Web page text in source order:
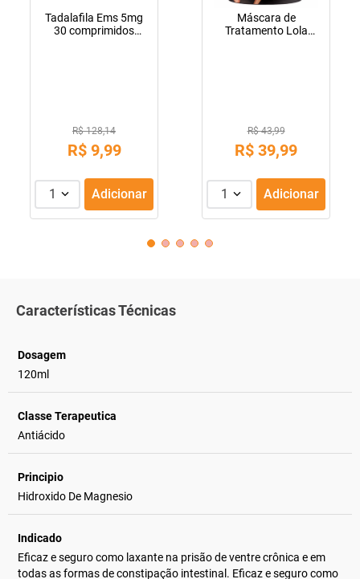
Tadalafila Ems 5mg
30 comprimidos
R$ 128,14
R$ 9,99
1 Adicionar
Máscara de
Tratamento Lola
R$ 43,99
R$ 39,99
1 Adicionar
Características Técnicas
Dosagem
120ml
Classe Terapeutica
Antiácido
Principio
Hidroxido De Magnesio
Indicado
Eficaz e seguro como laxante na prisão de ventre crônica e em
todas as formas de constipação intestinal. Eficaz e seguro como